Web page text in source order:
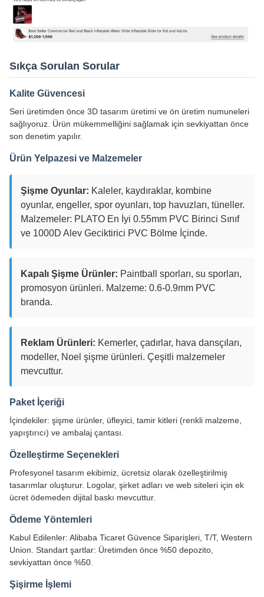
Sıkça Sorulan Sorular
Kalite Güvencesi
Seri üretimden önce 3D tasarım üretimi ve ön üretim numuneleri
sağlıyoruz. Ürün mükemmelliğini sağlamak için sevkiyattan önce
son denetim yapılır.
Ürün Yelpazesi ve Malzemeler
Şişme Oyunlar: Kaleler, kaydıraklar, kombine
oyunlar, engeller, spor oyunları, top havuzları, tüneller.
Malzemeler: PLATO En İyi 0.55mm PVC Birinci Sınıf
ve 1000D Alev Geciktirici PVC Bölme İçinde.
Kapalı Şişme Ürünler: Paintball sporları, su sporları,
promosyon ürünleri. Malzeme: 0.6-0.9mm PVC
branda.
Reklam Ürünleri: Kemerler, çadırlar, hava dansçıları,
modeller, Noel şişme ürünleri. Çeşitli malzemeler
mevcuttur.
Paket İçeriği
İçindekiler: şişme ürünler, üfleyici, tamir kitleri (renkli malzeme,
yapıştırıcı) ve ambalaj çantası.
Özelleştirme Seçenekleri
Profesyonel tasarım ekibimiz, ücretsiz olarak özelleştirilmiş
tasarımlar oluşturur. Logolar, şirket adları ve web siteleri için ek
ücret ödemeden dijital baskı mevcuttur.
Ödeme Yöntemleri
Kabul Edilenler: Alibaba Ticaret Güvence Siparişleri, T/T, Western
Union. Standart şartlar: Üretimden önce %50 depozito,
sevkiyattan önce %50.
Şişirme İşlemi